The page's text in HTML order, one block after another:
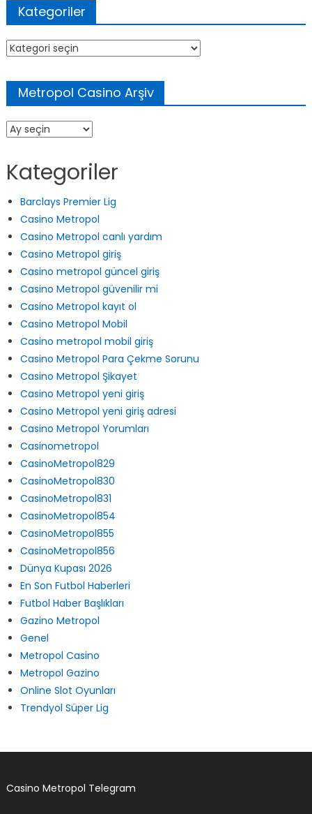
Kategoriler
Kategoriler
Metropol Casino Arşiv
Metropol
Arşiv
Kategoriler
Barclays Premier Lig
Casino Metropol
Casino Metropol canlı yardım
Casino Metropol giriş
Casino metropol güncel giriş
Casino Metropol güvenilir mi
Casino Metropol kayıt ol
Casino Metropol Mobil
Casino metropol mobil giriş
Casino Metropol Para Çekme Sorunu
Casino Metropol Şikayet
Casino Metropol yeni giriş
Casino Metropol yeni giriş adresi
Casino Metropol Yorumları
Casinometropol
CasinoMetropol829
CasinoMetropol830
CasinoMetropol831
CasinoMetropol854
CasinoMetropol855
CasinoMetropol856
Dünya Kupası 2026
En Son Futbol Haberleri
Futbol Haber Başlıkları
Gazino Metropol
Genel
Metropol Casino
Metropol Gazino
Online Slot Oyunları